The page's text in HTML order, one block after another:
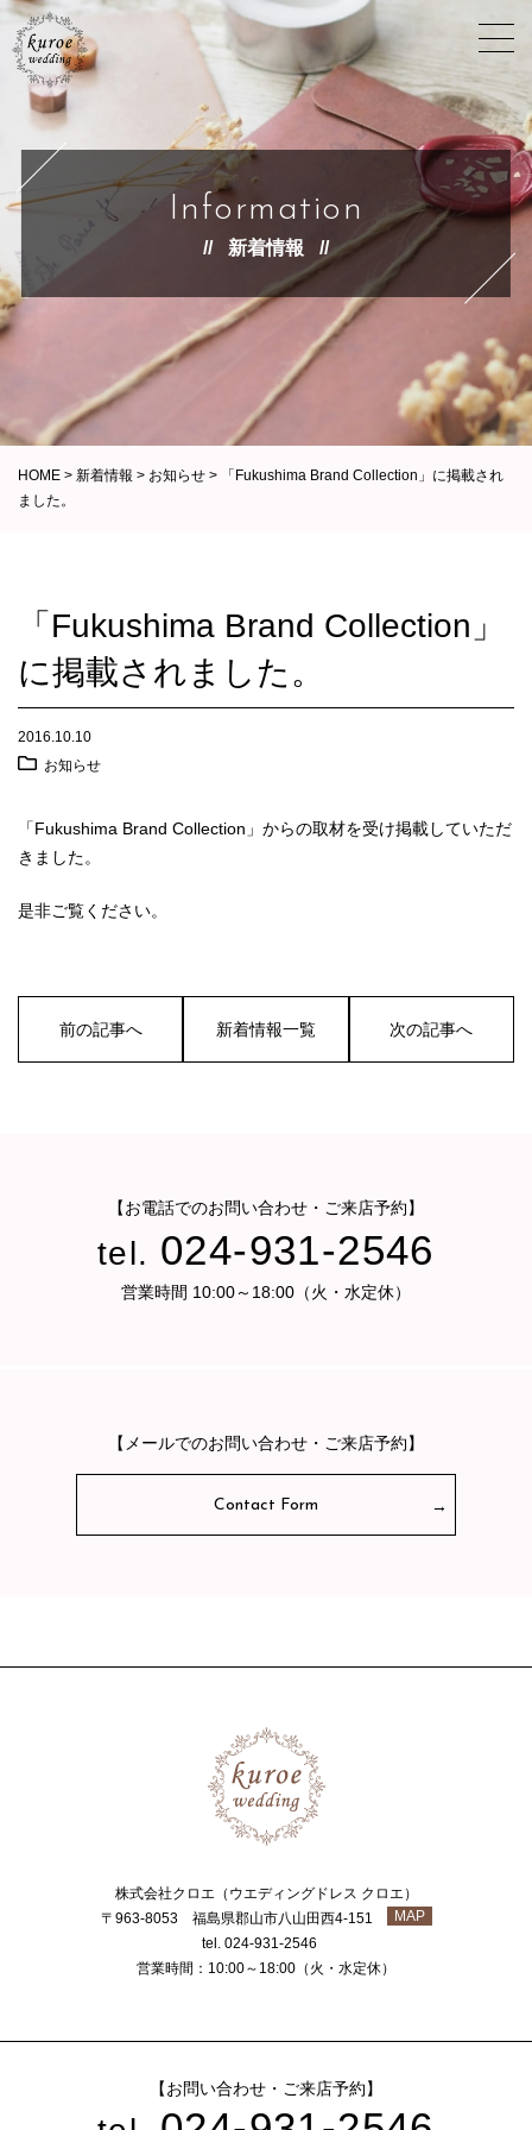
Information
新着情報
HOME > 新着情報 > お知らせ >
「Fukushima Brand Collection」に掲載され
ました。
「Fukushima Brand Collection」
に掲載されました。
2016.10.10
お知らせ
「Fukushima Brand Collection」からの取材を受け掲載していただ
きました。
是非ご覧ください。
前の記事へ 新着情報一覧 次の記事へ
【お電話でのお問い合わせ・ご来店予約】
tel. 024-931-2546
営業時間 10:00～18:00（火・水定休）
【メールでのお問い合わせ・ご来店予約】
Contact Form
株式会社クロエ（ウエディングドレス クロエ）
〒963-8053 福島県郡山市八山田西4-151
MAP
tel. 024-931-2546
営業時間：10:00～18:00（火・水定休）
【お問い合わせ・ご来店予約】